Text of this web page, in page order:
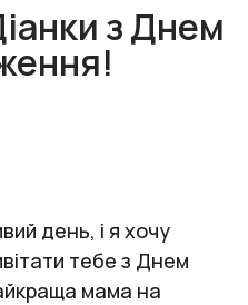
з Днем
день, і я хочу
тебе з Днем
мама на